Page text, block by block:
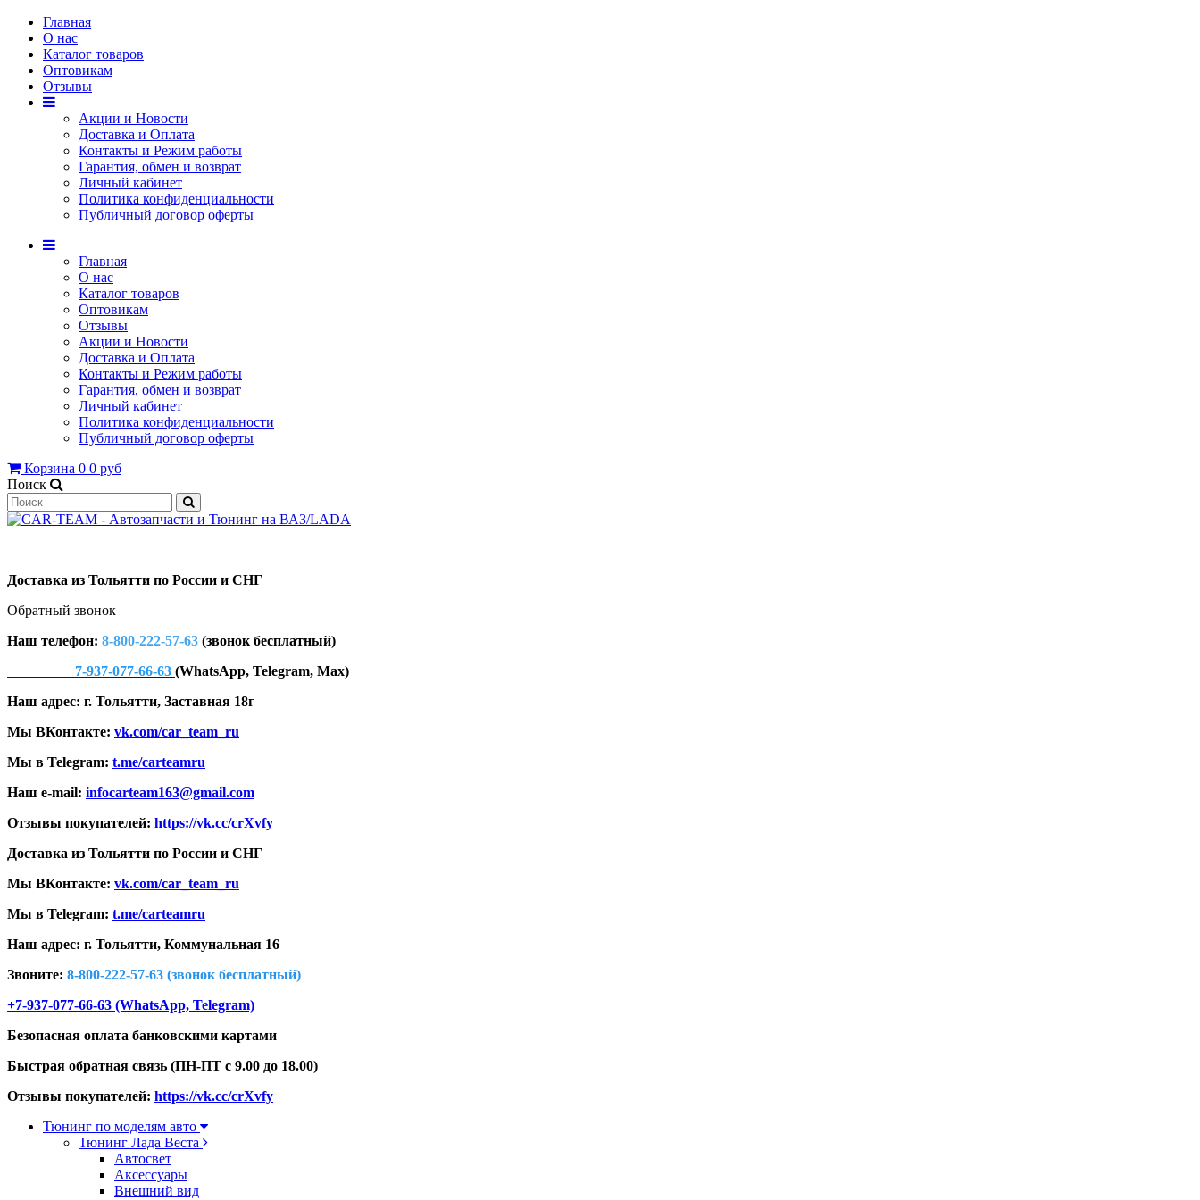
Главная
О нас
Каталог товаров
Оптовикам
Отзывы
Акции и Новости
Доставка и Оплата
Контакты и Режим работы
Гарантия, обмен и возврат
Личный кабинет
Политика конфиденциальности
Публичный договор оферты
Главная
О нас
Каталог товаров
Оптовикам
Отзывы
Акции и Новости
Доставка и Оплата
Контакты и Режим работы
Гарантия, обмен и возврат
Личный кабинет
Политика конфиденциальности
Публичный договор оферты
Корзина 0 0 руб
Поиск
Доставка из Тольятти по России и СНГ
Обратный звонок
Наш телефон: 8-800-222-57-63 (звонок бесплатный)
7-937-077-66-63 (WhatsApp, Telegram, Max)
Наш адрес: г. Тольятти, Заставная 18г
Мы ВКонтакте: vk.com/car_team_ru
Мы в Telegram: t.me/carteamru
Наш e-mail: infocarteam163@gmail.com
Отзывы покупателей: https://vk.cc/crXvfy
Доставка из Тольятти по России и СНГ
Мы ВКонтакте: vk.com/car_team_ru
Мы в Telegram: t.me/carteamru
Наш адрес: г. Тольятти, Коммунальная 16
Звоните: 8-800-222-57-63 (звонок бесплатный)
+7-937-077-66-63 (WhatsApp, Telegram)
Безопасная оплата банковскими картами
Быстрая обратная связь (ПН-ПТ с 9.00 до 18.00)
Отзывы покупателей: https://vk.cc/crXvfy
Тюнинг по моделям авто
Тюнинг Лада Веста
Автосвет
Аксессуары
Внешний вид